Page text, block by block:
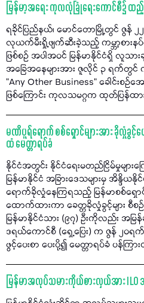
မြန်မာ့အရေး ကုလလုံခြုံရေးကောင်စီ၌ ထ
ရခိုင်ပြည်နယ်၊ မောင်တောမြို့တွင် ဇွ
လုယက်မီးရှို့ဖျက်ဆီးခဲ့သည့် ကမ္ဘာ့စားနပ်
ဖြစ်စဉ် အပါအဝင် မြန်မာနိုင်ငံရှိ လူသာ
အခြေအနေများအား ဇူလိုင် ၃ ရက်တွ
"Any Other Business” ခေါင်းစဉ်
ဖြစ်ကြောင်း ကုလသမဂ္ဂက ထုတ်ပြန်ထ
မဏိပူရ်ရောက် စစ်ရှောင်များအား ခိုလှုံခွင့်ပ
ထံ မေတ္တာရပ်ခံ
နိုင်ငံအတွင်း နိုင်ငံရေးမတည်ငြိမ်မှုများ
မြန်မာနိုင်ငံ အခြားဒေသများမှ အိန္ဒိ
ရောက်ခိုလှုံနေကြရသည့် မြန်မာစစ်ရှောင်မ
ထောက်ထားကာ ခေတ္တခိုလှုံခွင့်များ စီစ
မြန်မာနိုင်ငံသား (၉၇) ဦးကိုလည်း အမ
ဒရယ်ကောင်စီ (ရှေ့ပြေး) က ဇွန် ၂
ဖွင့်ပေးစာ ပေးပို့၍ မေတ္တာရပ်ခံ ပန်ကြ
မြန်မာအလုပ်သမားကိုယ်စားလှယ်အား